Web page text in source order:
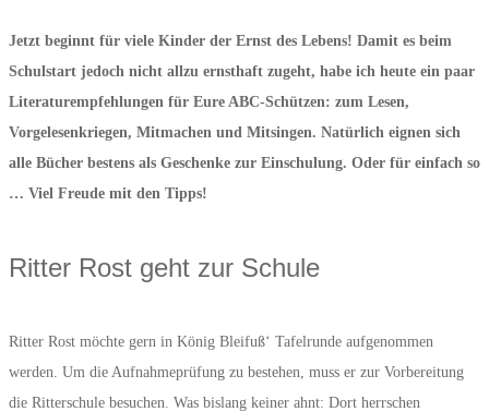
Jetzt beginnt für viele Kinder der Ernst des Lebens! Damit es beim
Schulstart jedoch nicht allzu ernsthaft zugeht, habe ich heute ein paar
Literaturempfehlungen für Eure ABC-Schützen: zum Lesen,
Vorgelesenkriegen, Mitmachen und Mitsingen. Natürlich eignen sich
alle Bücher bestens als Geschenke zur Einschulung. Oder für einfach so
… Viel Freude mit den Tipps!
Ritter Rost geht zur Schule
Ritter Rost möchte gern in König Bleifuß‘ Tafelrunde aufgenommen
werden. Um die Aufnahmeprüfung zu bestehen, muss er zur Vorbereitung
die Ritterschule besuchen. Was bislang keiner ahnt: Dort herrschen